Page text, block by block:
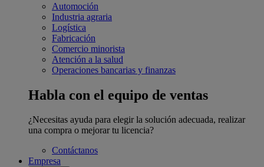
Automoción
Industria agraria
Logística
Fabricación
Comercio minorista
Atención a la salud
Operaciones bancarias y finanzas
Habla con el equipo de ventas
¿Necesitas ayuda para elegir la solución adecuada, realizar
una compra o mejorar tu licencia?
Contáctanos
Empresa